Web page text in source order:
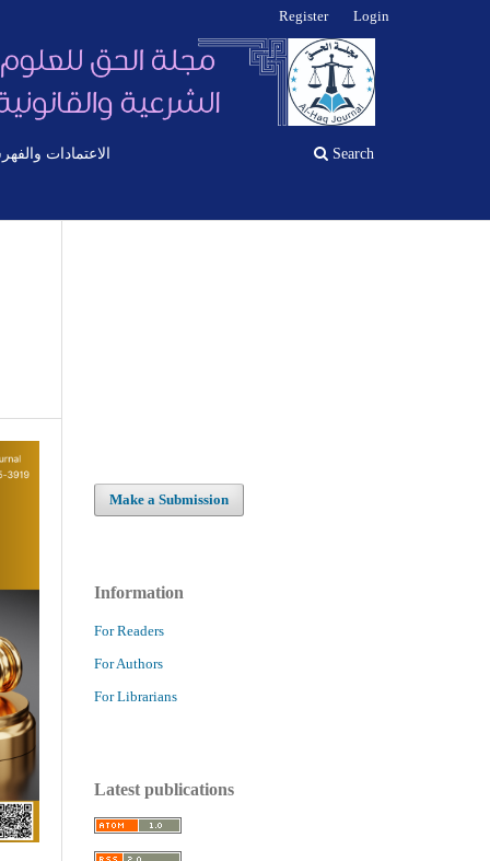
الاعتمادات Search
Register Login
Make a Submission
Information
For Readers
For Authors
For Librarians
Latest publications